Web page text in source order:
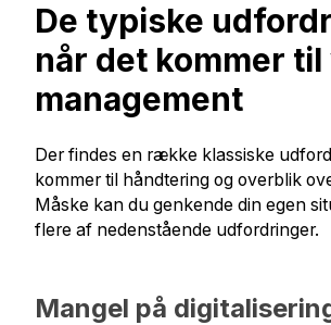
De typiske
når det kommer
management
Der findes en række klassiske
kommer til håndtering og overblik
Måske kan du genkende din egen
flere af nedenstående udfordringer.
Mangel på